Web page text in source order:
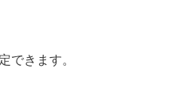
きます。